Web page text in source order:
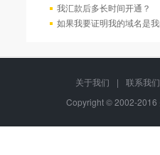
我汇款后多长时间开通？
如果我要证明我的域名是
关于我们 |
联系我们
Copyright © 2002-